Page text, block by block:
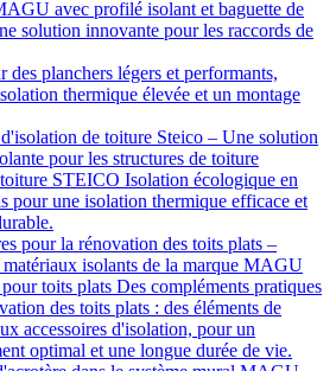
des planchers légers et performants,
thermique élevée et un montage
STEICO Isolation écologique en
pour une isolation thermique efficace et
toits plats Des compléments pratiques
des toits plats : des éléments de
accessoires d'isolation, pour un
optimal et une longue durée de vie.